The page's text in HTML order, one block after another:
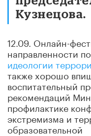
Кузнецова.
12.09. Онлайн-
направленности
идеологии
также хорошо
воспитательный
рекомендаций
профилактике
экстремизма и
образовательной